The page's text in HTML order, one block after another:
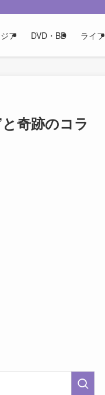
ア DVD・BD ライフ
奇跡のコラ